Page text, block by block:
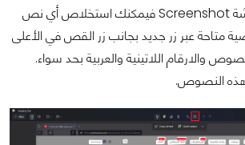
إذا قمت بلقطة للشاشة Screenshot فيمكنك استخلاص أي نص
متاحة عبر زر جديد بجانب زر القص في الأعلى
والارقام اللاتينية والعربية بحد سواء.
هذه النصوص.